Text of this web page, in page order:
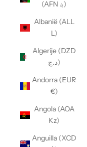
(AFN ؋)
Albanië (ALL
L)
Algerije (DZD
د.ج)
Andorra (EUR
€)
Angola (AOA
Kz)
Anguilla (XCD